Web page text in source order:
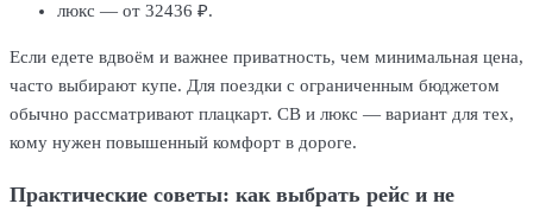
люкс — от 32436 ₽.
Если едете вдвоём и важнее приватность, чем минимальная цена,
часто выбирают купе. Для поездки с ограниченным бюджетом
обычно рассматривают плацкарт. СВ и люкс — вариант для тех,
кому нужен повышенный комфорт в дороге.
Практические советы: как выбрать рейс и не